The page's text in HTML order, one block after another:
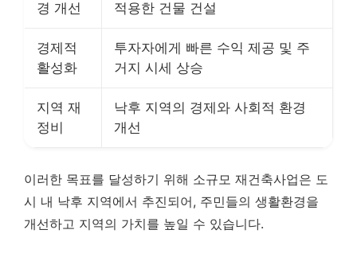
경 개선 적용한 건물 건설
경제적
활성화
투자자에게 빠른 수익 제공 및 주
거지 시세 상승
지역 재
정비
낙후 지역의 경제와 사회적 환경
개선
이러한 목표를 달성하기 위해 소규모 재건축사업은 도
시 내 낙후 지역에서 추진되어, 주민들의 생활환경을
개선하고 지역의 가치를 높일 수 있습니다.